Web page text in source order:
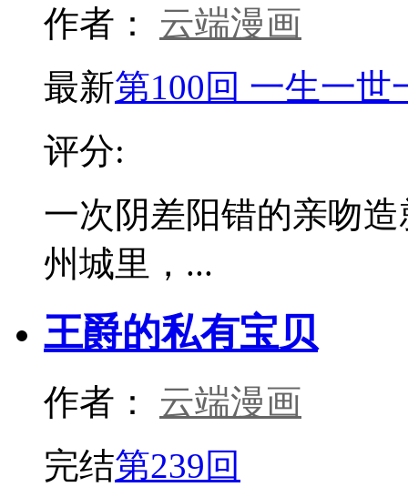
作者：
云端漫画
最新第100回 一生一世
评分:
一次阴差阳错的亲吻
州城里，...
王爵的私有宝贝
作者：
云端漫画
完结第239回